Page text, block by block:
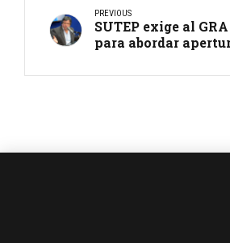
PREVIOUS
SUTEP exige al
para abordar